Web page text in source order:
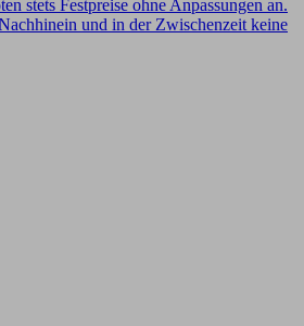
stets Festpreise ohne Anpassungen an.
und in der Zwischenzeit keine